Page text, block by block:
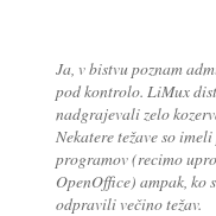
Ja, v bistvu poznam
pod kontrolo. LiMux
nadgrajevali zelo
Nekatere težave so
programov (recimo
OpenOffice) ampak, ko
odpravili večino težav.